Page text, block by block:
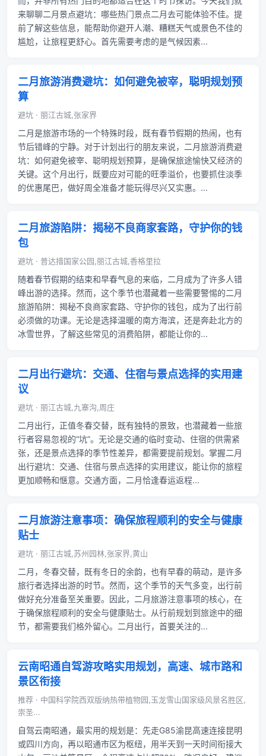
来聊聊二月景点避坑：哪些热门景点二月去可能体验不佳。提
前了解这些信息，能帮助你避开人潮、糟糕天气或景色不佳的
尴尬，让旅程更舒心。首先需要考虑的是气候因素...
二月旅游消费避坑：如何避免被宰，聪明规划预
算
避坑 · 丽江古城,张家界
二月是旅游市场的一个特殊时段，既有春节假期的热闹，也有
节后错峰的宁静。对于计划出行的朋友来说，二月旅游消费避
坑：如何避免被宰、聪明规划预算，是确保旅途愉快又经济的
关键。这个月出行，既要应对可能的旺季溢价，也要抓住淡季
的优惠尾巴，做好周全准备才能玩得尽兴又实惠。...
二月旅游陷阱：揭秘不良商家套路，守护你的钱
包
避坑 · 普达措国家公园,丽江古城,香格里拉
随着春节假期的结束和早春气息的来临，二月成为了许多人错
峰出游的选择。然而，这个季节也潜藏着一些需要警惕的二月
旅游陷阱：揭秘不良商家套路、守护你的钱包，成为了出行前
必须做的功课。无论是选择温暖的南方海滨，还是奔赴北方的
冰雪世界，了解这些常见的消费陷阱，都能让你的...
二月出行避坑：交通、住宿与景点选择的实用建
议
避坑 · 丽江古城,九寨沟,周庄
二月出行，正值冬春交替，既有独特的景致，也潜藏着一些旅
行者容易忽视的“坑”。无论是交通的临时变动、住宿的供需紧
张，还是景点选择的季节性差异，都需要提前规划。掌握二月
出行避坑：交通、住宿与景点选择的实用建议，能让你的旅程
更加顺畅和惬意。交通方面，二月恰逢春运返程...
二月旅游注意事项：确保旅程顺利的安全与健康
贴士
避坑 · 丽江古城,苏州园林,张家界,黄山
二月，冬春交替，既有冬日的余韵，也有早春的萌动，是许多
旅行者选择出游的时节。然而，这个季节的天气多变，出行前
做好充分准备至关重要。因此，二月旅游注意事项的核心，在
于确保旅程顺利的安全与健康贴士。从行前规划到旅途中的细
节，都需要我们格外留心。二月出行，首要关注的...
云南昭通自驾游攻略实用规划，高速、城市路和
景区衔接
推荐 · 中国科学院西双版纳热带植物园,玉龙雪山国家级风景名胜区,
崇圣...
自驾云南昭通，最实用的规划是：先走G85渝昆高速连接昆明
或四川方向，再以昭通市区为枢纽，用半天到一天时间衔接大